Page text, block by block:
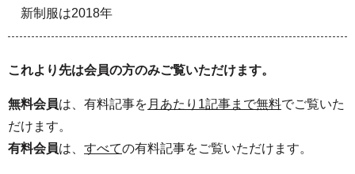
新制服は2018年
これより先は会員の方のみご覧いただけます。
無料会員は、有料記事を 月あたり1記事まで無料でご覧いた
だけます。
有料会員は、 すべての有料記事をご覧いただけます。